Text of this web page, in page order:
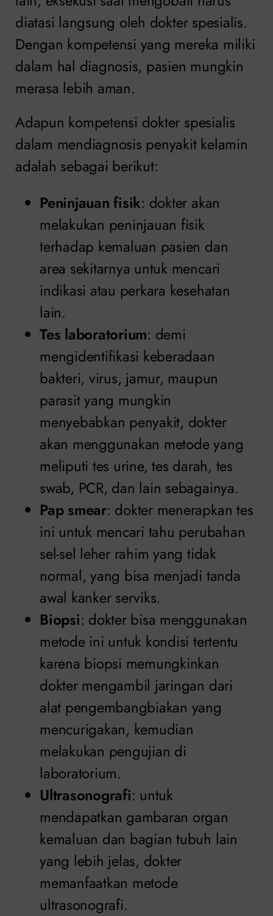
diatasi langsung oleh dokter spesialis.
Dengan kompetensi yang mereka miliki
dalam hal diagnosis, pasien mungkin
merasa lebih aman.
Adapun kompetensi dokter spesialis
dalam mendiagnosis penyakit kelamin
adalah sebagai berikut:
Peninjauan fisik: dokter akan
melakukan peninjauan fisik
terhadap kemaluan pasien dan
area sekitarnya untuk mencari
indikasi atau perkara kesehatan
lain.
Tes laboratorium: demi
mengidentifikasi keberadaan
bakteri, virus, jamur, maupun
parasit yang mungkin
menyebabkan penyakit, dokter
akan menggunakan metode yang
meliputi tes urine, tes darah, tes
swab, PCR, dan lain sebagainya.
Pap smear: dokter menerapkan tes
ini untuk mencari tahu perubahan
sel-sel leher rahim yang tidak
normal, yang bisa menjadi tanda
awal kanker serviks.
Biopsi: dokter bisa menggunakan
metode ini untuk kondisi tertentu
karena biopsi memungkinkan
dokter mengambil jaringan dari
alat pengembangbiakan yang
mencurigakan, kemudian
melakukan pengujian di
laboratorium.
Ultrasonografi: untuk
mendapatkan gambaran organ
kemaluan dan bagian tubuh lain
yang lebih jelas, dokter
memanfaatkan metode
ultrasonografi.